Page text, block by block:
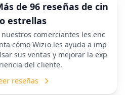
de 96 reseñas de cin
estrellas
nuestros comerciantes les enc
cómo Wizio les ayuda a imp
sus ventas y mejorar la exp
del cliente.
reseñas